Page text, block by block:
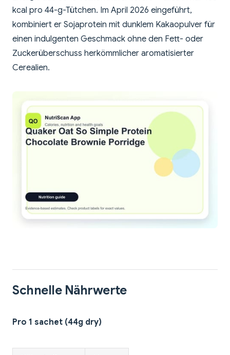
kcal pro 44-g-Tütchen. Im April 2026 eingeführt,
kombiniert er Sojaprotein mit dunklem Kakaopulver für
einen indulgenten Geschmack ohne den Fett- oder
Zuckerüberschuss herkömmlicher aromatisierter
Cerealien.
Schnelle Nährwerte
Pro 1 sachet (44g dry)